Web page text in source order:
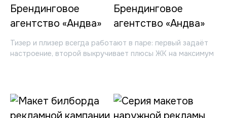
Тизер и плизер всегда работают в паре: первый задаёт
настроение, второй выкручивает плюсы ЖК на максимум